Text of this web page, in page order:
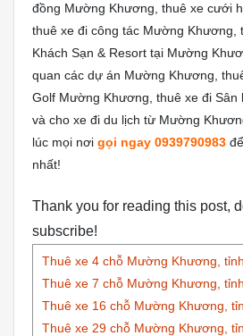
đồng Mường Khương, thuê xe cưới
thuê xe đi công tác Mường Khương,
Khách Sạn & Resort tại Mường
quan các dự án Mường Khương,
Golf Mường Khương, thuê xe đi Sân
và cho xe đi du lịch từ Mường
lúc mọi nơi gọi ngay 0939790983
nhất!
Thank you for reading this post,
subscribe!
Thuê xe 4 chỗ Mường Khương,
Thuê xe 7 chỗ Mường Khương,
Thuê xe 16 chỗ Mường Khương,
Thuê xe 29 chỗ Mường Khương,